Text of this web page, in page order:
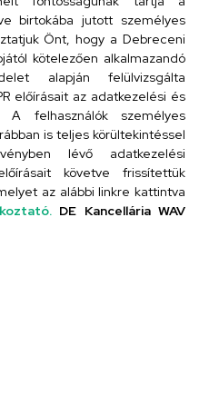
tér 1.
birtokába jutott személyes
Önt, hogy a Debreceni
kötelezően alkalmazandó
alapján felülvizsgálta
előírásait az adatkezelési és
A felhasználók személyes
is teljes körültekintéssel
lévő adatkezelési
követve frissítettük
az alábbi linkre kattintva
DE Kancellária WAV